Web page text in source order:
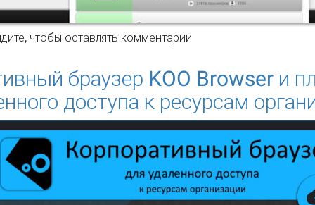
каталога
, чтобы оставлять комментарии
браузер KOO Browser и
доступа к ресурсам